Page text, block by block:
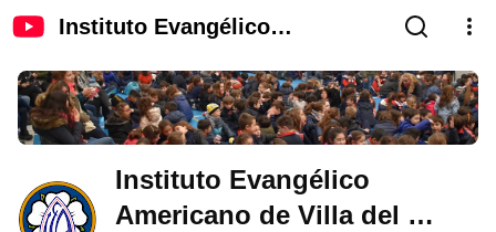
Instituto Evangélico
Instituto Evangélico
Americano de Villa del